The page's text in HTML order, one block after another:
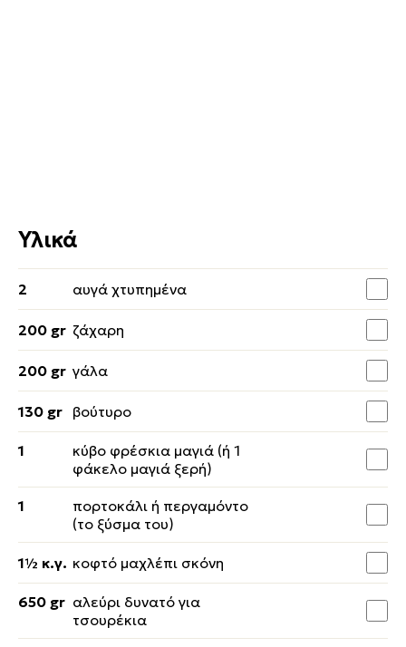
Υλικά
2 αυγά χτυπημένα
200 gr ζάχαρη
200 gr γάλα
130 gr βούτυρο
1
κύβο φρέσκια μαγιά (ή 1
φάκελο μαγιά ξερή)
1
πορτοκάλι ή περγαμόντο
(το ξύσμα του)
1½ κ.γ. κοφτό μαχλέπι σκόνη
650 gr αλεύρι δυνατό για
τσουρέκια